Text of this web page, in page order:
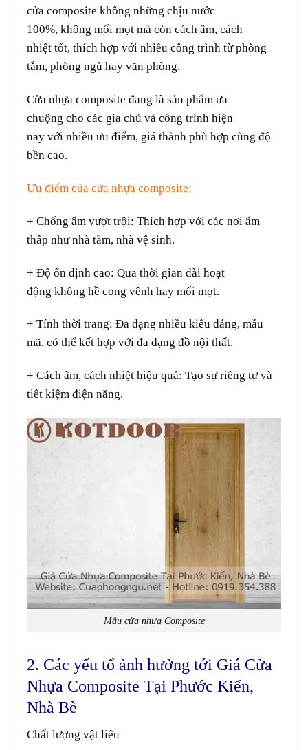
cửa composite không những chịu nước
100%, không mối mọt mà còn cách âm, cách
nhiệt tốt, thích hợp với nhiều công trình từphòng
tắm, phòng ngủ hay văn phòng.
Cửa nhựa composite đang là sản phẩm ưa
chuộng cho các gia chủ và công trình hiện
nay với nhiều ưu điểm, giá thành phù hợp cùng độ
bền cao.
Ưu điểm của cửa nhựa composite:
+ Chống ẩm vượt trội: Thích hợp với các nơi ẩm
thấp như nhà tắm, nhà vệ sinh.
+ Độ ổn định cao: Qua thời gian dài hoạt
động không hề cong vênh hay mối mọt.
+ Tính thời trang: Đa dạng nhiều kiểu dáng, mẫu
mã, có thể kết hợp với đa dạng đồ nội thất.
+ Cách âm, cách nhiệt hiệu quả: Tạo sự riêng tưvà
tiết kiệm điện năng.
Mẫu cửa nhựa Composite
2. Các yếu tổ ảnh hưởng tới Giá Cửa
Nhựa Composite Tại Phước Kiển,
Nhà Bè
Chất lượng vật liệu